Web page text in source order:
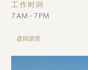
工作时间
7 AM - 7 PM
虚拟游览